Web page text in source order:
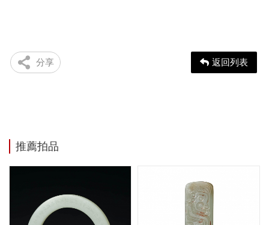
分享 返回列表
推薦拍品